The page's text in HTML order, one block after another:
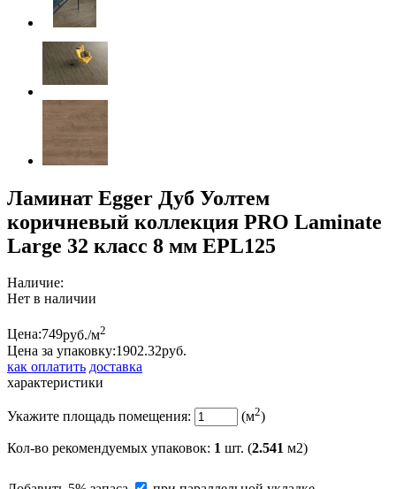
Ламинат Egger Дуб Уолтем
коричневый коллекция PRO Laminate
Large 32 класс 8 мм EPL125
Наличие:
Нет в наличии
Цена:749руб./м2
Цена за упаковку:1902.32руб.
как оплатить доставка
характеристики
Укажите площадь помещения: (м2)
Кол-во рекомендуемых упаковок: 1 шт. (2.541 м2)